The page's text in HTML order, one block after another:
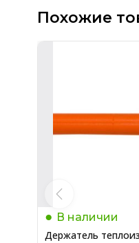
Похожие
В наличии
Держатель